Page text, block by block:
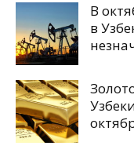
В
в